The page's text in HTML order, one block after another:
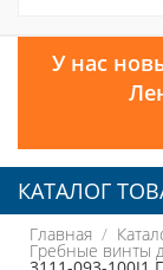
У нас
КАТАЛОГ
Главная
Гребные винты